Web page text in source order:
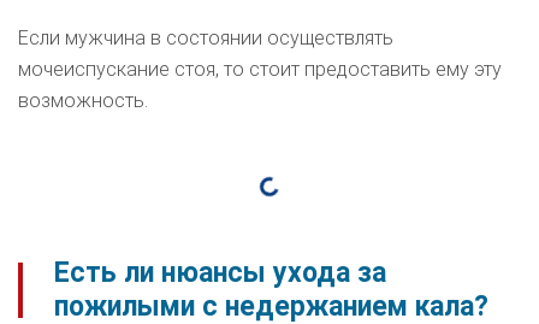
Если мужчина в состоянии осуществлять
мочеиспускание стоя, то стоит предоставить ему эту
возможность.
Есть ли нюансы ухода за
пожилыми с недержанием кала?